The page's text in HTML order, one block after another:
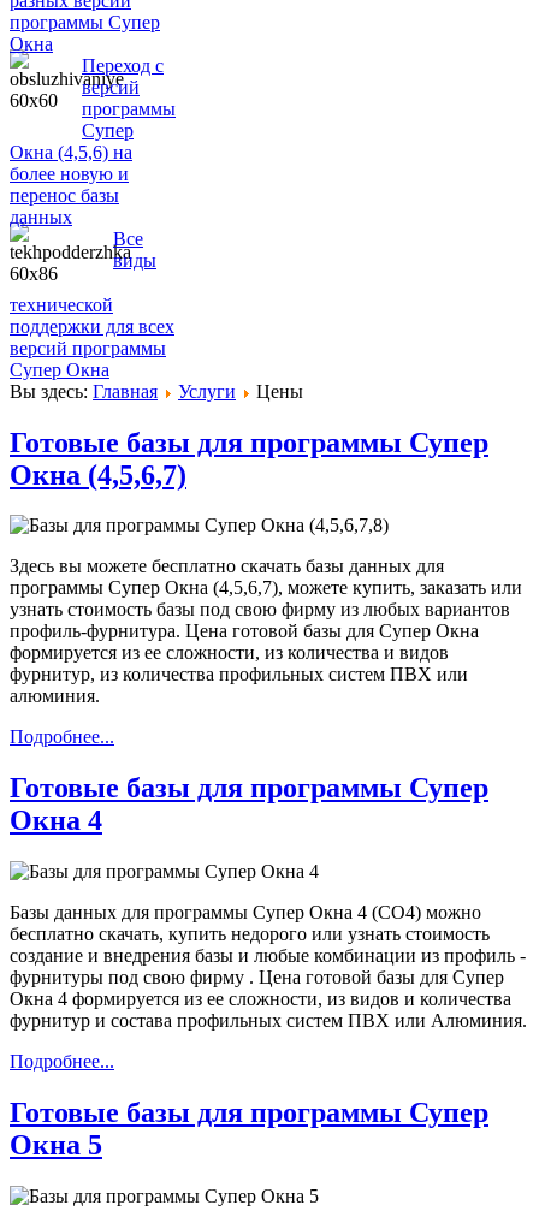
программы Супер
Окна
Переход с
версий
программы
Супер
Окна (4,5,6) на
более новую и
перенос базы
данных
Все
виды
технической
поддержки для всех
версий программы
Супер Окна
Вы здесь: Главная Услуги Цены
Готовые базы для программы Супер
Окна (4,5,6,7)
Здесь вы можете бесплатно скачать базы данных для
программы Супер Окна (4,5,6,7), можете купить, заказать или
узнать стоимость базы под свою фирму из любых вариантов
профиль-фурнитура. Цена готовой базы для Супер Окна
формируется из ее сложности, из количества и видов
фурнитур, из количества профильных систем ПВХ или
алюминия.
Подробнее...
Готовые базы для программы Супер
Окна 4
Базы данных для программы Супер Окна 4 (СО4) можно
бесплатно скачать, купить недорого или узнать стоимость
создание и внедрения базы и любые комбинации из профиль -
фурнитуры под свою фирму . Цена готовой базы для Супер
Окна 4 формируется из ее сложности, из видов и количества
фурнитур и состава профильных систем ПВХ или Алюминия.
Подробнее...
Готовые базы для программы Супер
Окна 5